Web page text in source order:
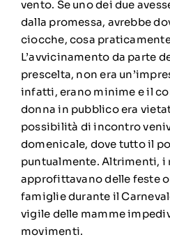
vento. Se uno dei due
dalla promessa, avrebbe
ciocche, cosa
L’avvicinamento da parte
prescelta, non era
infatti, erano minime e il
donna in pubblico era
possibilità di incontro
domenicale, dove tutto il
puntualmente. Altrimenti, i
approfittavano delle feste
famiglie durante il
vigile delle mamme
movimenti.